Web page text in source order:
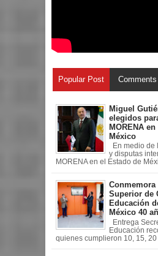
Popular Post Comments
Miguel
elegidos
MORENA
México
En medio de
y disputas
MORENA en el Estado de
Superior de
Educación
México 40
Entrega
Educación
quienes cumplieron 10, 15, 20